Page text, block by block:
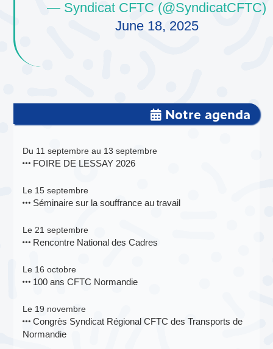
— Syndicat CFTC (@SyndicatCFTC)
June 18, 2025
Notre agenda
Du 11 septembre au 13 septembre
FOIRE DE LESSAY 2026
Le 15 septembre
Séminaire sur la souffrance au travail
Le 21 septembre
Rencontre National des Cadres
Le 16 octobre
100 ans CFTC Normandie
Le 19 novembre
Congrès Syndicat Régional CFTC des Transports de
Normandie